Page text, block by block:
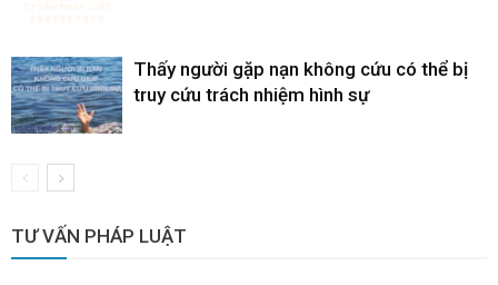
Thấy người gặp nạn không cứu có thể bị
truy cứu trách nhiệm hình sự
TƯ VẤN PHÁP LUẬT